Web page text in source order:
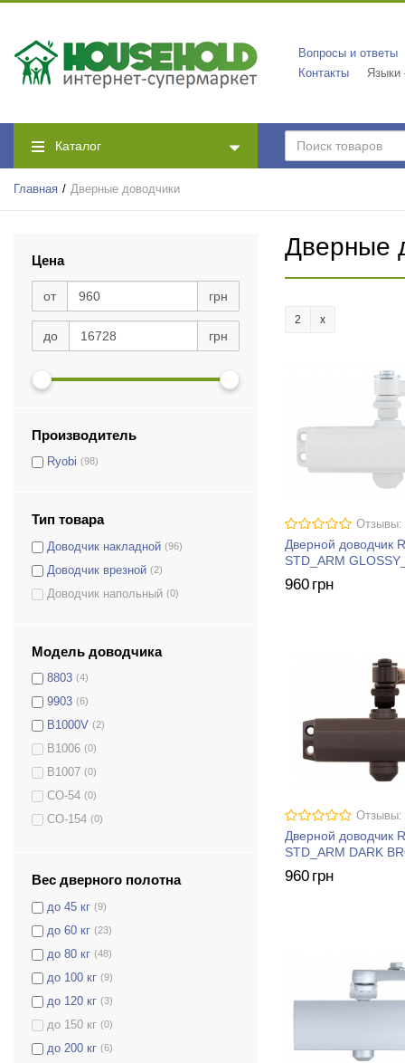
Вопросы и ответы
Контакты
Языки
Каталог
Главная Дверные доводчики
Цена
от грн
до грн
Производитель
Ryobi (98)
Тип товара
Доводчик накладной (96)
Доводчик врезной (2)
Доводчик напольный (0)
Модель доводчика
8803 (4)
9903 (6)
B1000V (2)
B1006 (0)
B1007 (0)
CO-54 (0)
CO-154 (0)
COU-52
COU-53 (0)
COU-53H (0)
COU-152 (1)
COU-153 (0)
D-1200 (6)
D-1200P(U) (8)
D-1200T (0)
Вес дверного полотна
до 45 кг (9)
до 60 кг (23)
до 80 кг (48)
до 100 кг (9)
до 120 кг (3)
до 150 кг (0)
до 200 кг (6)
Дверные
2
Отзывы:
Дверной доводчик
STD_ARM
960 грн
Отзывы:
Дверной доводчик
STD_ARM DARK
960 грн